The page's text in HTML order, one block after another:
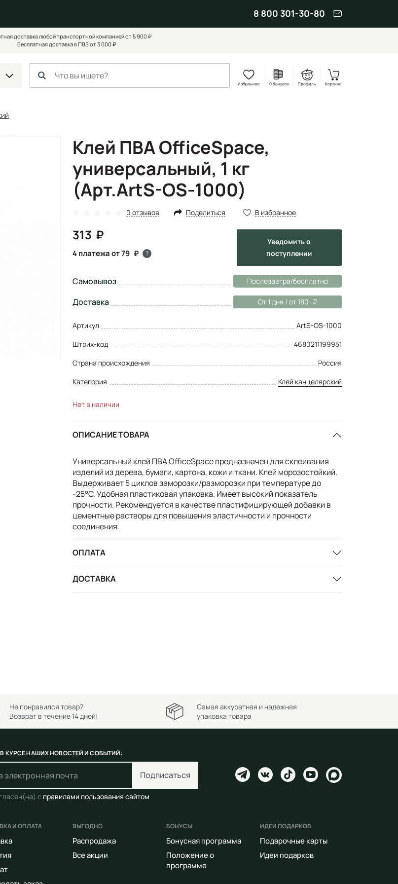
8 800 301-30-80
доставка любой транспортной компанией от 5 900 ₽
Бесплатная доставка в ПВЗ от 3 000 ₽
Избранное 0 бонусов Профиль Корзина
Клей ПВА OfficeSpace,
универсальный, 1 кг
(Арт.ArtS-OS-1000)
0 отзывов Поделиться В избранное
313
4 платежа от 79 ?
Уведомитьо
поступлении
Самовывоз Послезавтра/бесплатно
Доставка От 1 дня / от 180
Артикул
ArtS-OS-1000
Штрих-код
4680211199951
Страна происхождения
Россия
Категория
Клей канцелярский
Нет в наличии
ОПИСАНИЕ ТОВАРА
Универсальный клей ПВА OfficeSpace предназначен для склеивания
изделий из дерева, бумаги, картона, кожи и ткани. Клей морозостойкий.
Выдерживает 5 циклов заморозки/разморозки при температуре до
-25°С. Удобная пластиковая упаковка. Имеет высокий показатель
прочности. Рекомендуется в качестве пластифицирующей добавки в
цементные растворы для повышения эластичности и прочности
соединения.
ОПЛАТА
ДОСТАВКА
Не понравился товар?
Возврат в течение 14 дней!
Самая аккуратная и надежная
упаковка товара
В КУРСЕ НАШИХ НОВОСТЕЙ И СОБЫТИЙ:
Подписаться
с правилами пользования сайтом
И ОПЛАТА ВЫГОДНО
Распродажа
Все акции
БОНУСЫ
Бонусная программа
Положение о
программе
ИДЕИ ПОДАРКОВ
Подарочные карты
Идеи подарков